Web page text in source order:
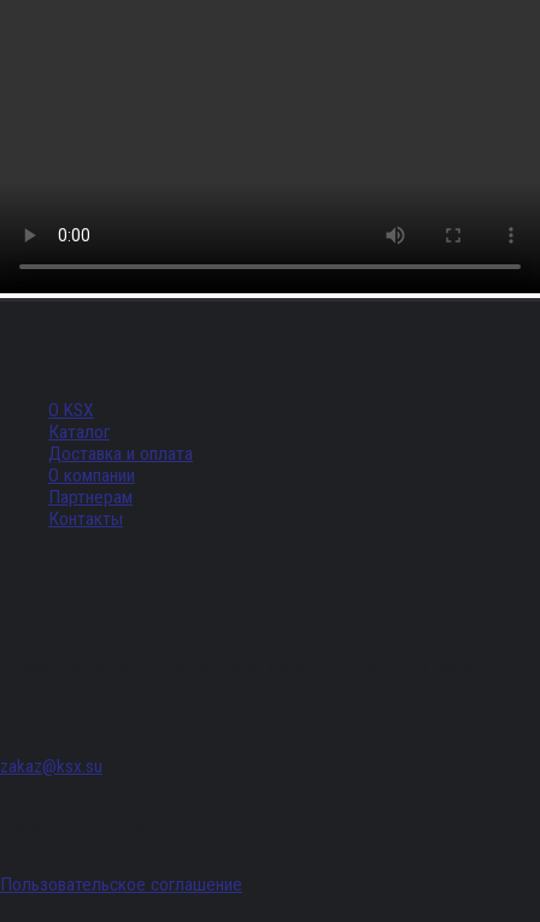
О KSX
Каталог
Доставка и оплата
О компании
Партнерам
Контакты
zakaz@ksx.su
Пользовательское соглашение